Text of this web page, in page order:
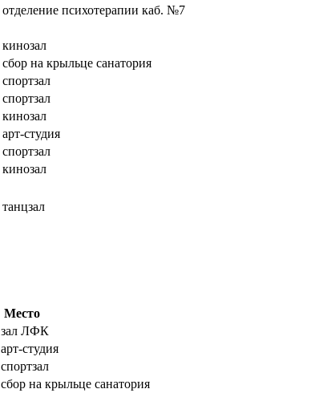
отделение психотерапии каб. №7
кинозал
сбор на крыльце санатория
спортзал
спортзал
кинозал
арт-студия
спортзал
кинозал
танцзал
Место
зал ЛФК
арт-студия
спортзал
сбор на крыльце санатория